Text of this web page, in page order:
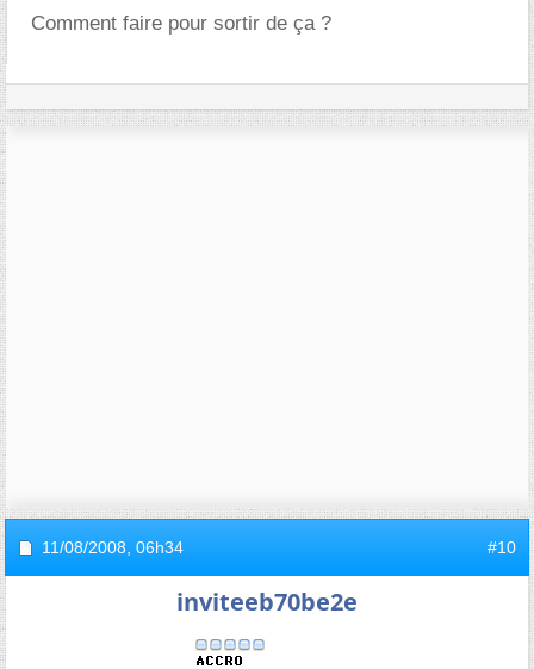
Comment faire pour sortir de ça ?
11/08/2008, 06h34 #10
inviteeb70be2e